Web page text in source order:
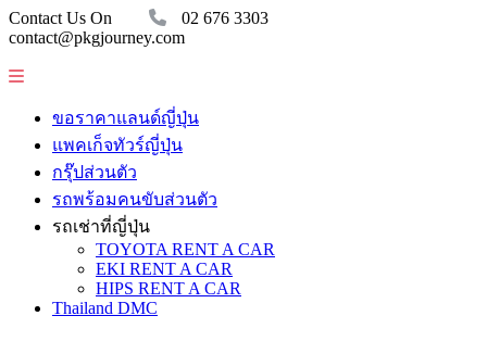
Contact Us On
02 676 3303
contact@pkgjourney.com
ขอราคาแลนด์ญี่ปุ่น
แพคเก็จทัวร์ญี่ปุ่น
กรุ๊ปส่วนตัว
รถพร้อมคนขับส่วนตัว
รถเช่าที่ญี่ปุ่น
TOYOTA RENT A CAR
EKI RENT A CAR
HIPS RENT A CAR
Thailand DMC